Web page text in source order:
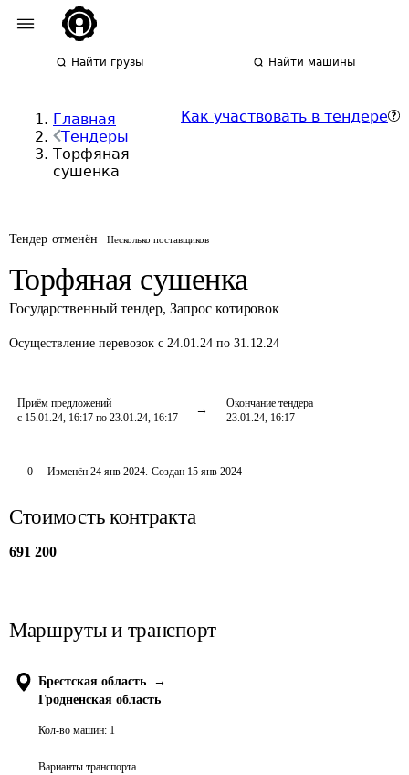
Найти грузы Найти машины
Главная
Тендеры
Торфяная
сушенка
Как участвовать в тендере
Тендер отменён Несколько поставщиков
Торфяная сушенка
Государственный тендер, Запрос котировок
Осуществление перевозок с 24.01.24 по 31.12.24
Приём предложений
с 15.01.24, 16:17 по 23.01.24, 16:17
Окончание тендера
23.01.24, 16:17
0 Изменён 24 янв 2024. Создан 15 янв 2024
Стоимость контракта
691 200
Маршруты и транспорт
Брестская область
→
Гродненская область
Кол-во машин: 1
Варианты транспорта